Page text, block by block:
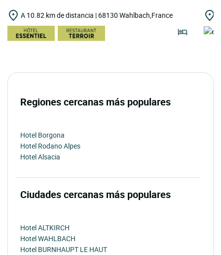
A 10.82 km de distancia | 68130 Wahlbach,France
Regiones cercanas más populares
Hotel Borgona
Hotel Rodano Alpes
Hotel Alsacia
Ciudades cercanas más populares
Hotel ALTKIRCH
Hotel WAHLBACH
Hotel BURNHAUPT LE HAUT